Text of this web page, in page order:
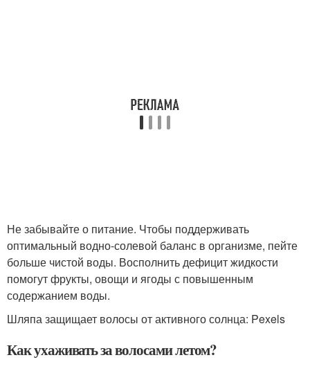
Не забывайте о питание. Чтобы поддерживать
оптимальный водно-солевой баланс в организме, пейте
больше чистой воды. Восполнить дефицит жидкости
помогут фрукты, овощи и ягоды с повышенным
содержанием воды.
Шляпа защищает волосы от активного солнца: Pexels
Как ухаживать за волосами летом?